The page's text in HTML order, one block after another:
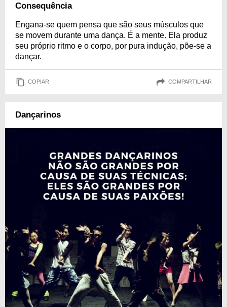
Consequência
Engana-se quem pensa que são seus músculos que
se movem durante uma dança. É a mente. Ela produz
seu próprio ritmo e o corpo, por pura indução, põe-se a
dançar.
COPIAR COMPARTILHAR
Dançarinos